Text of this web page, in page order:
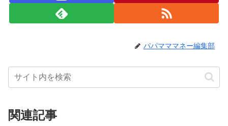
パパマママネー編集部
関連記事